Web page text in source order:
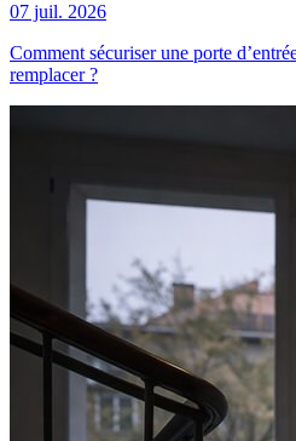
07 juil. 2026
Comment sécuriser une porte
remplacer ?